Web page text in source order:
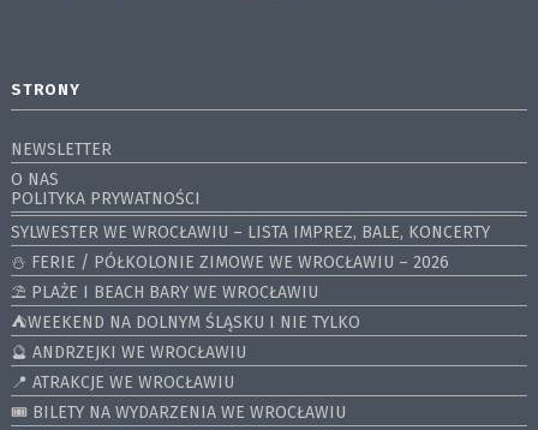
STRONY
NEWSLETTER
O NAS
POLITYKA PRYWATNOŚCI
SYLWESTER WE WROCŁAWIU – LISTA IMPREZ, BALE, KONCERTY
⛄️ FERIE / PÓŁKOLONIE ZIMOWE WE WROCŁAWIU – 2026
⛱️ PLAŻE I BEACH BARY WE WROCŁAWIU
⛺️WEEKEND NA DOLNYM ŚLĄSKU I NIE TYLKO
🔮 ANDRZEJKI WE WROCŁAWIU
📍 ATRAKCJE WE WROCŁAWIU
🎟️ BILETY NA WYDARZENIA WE WROCŁAWIU